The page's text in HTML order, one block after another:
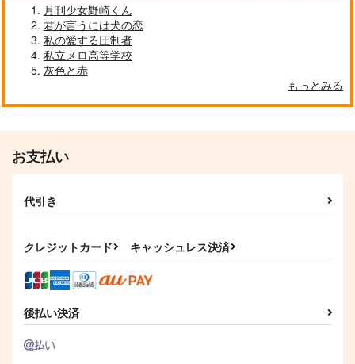
もふっとパニック
Steep Slope
944円（税込）
サンプル
作品詳細
同じ色でいてよ
858円（税込）
作品詳細
アイラブユーで踊れ
944円（税込）
作品詳細
月刊少女野崎くん
君が言うには犬の恋
私の愛する圧制者
私立メロ高等学校
灰色と赤
もっとみる
お支払い
代引き
クレジットカード キャッシュレス決済
後払い決済